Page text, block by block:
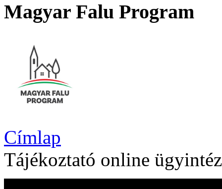
Magyar Falu Program
Címlap
Tájékoztató online